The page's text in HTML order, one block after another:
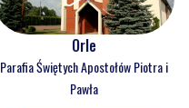
Orle
Parafia Świętych Apostołów Piotra i
Pawła